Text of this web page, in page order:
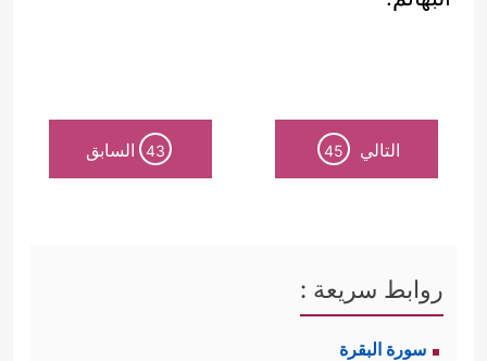
التالي 45
43 السابق
روابط سريعة :
سورة البقرة